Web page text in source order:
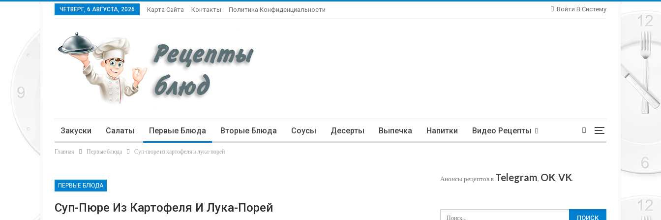
Войти В Систему
ЧЕТВЕРГ, 6 АВГУСТА, 2026 Карта Сайта Контакты Политика Конфиденциальности
Закуски Салаты Первые Блюда Вторые Блюда Соусы Десерты Выпечка Напитки Видео Рецепты
Статьи
Главная Первые блюда Суп-пюре из картофеля и лука-порей
ПЕРВЫЕ БЛЮДА
Суп-Пюре Из Картофеля И Лука-Порей
Анонсы рецептов в Telegram, OK, VK.